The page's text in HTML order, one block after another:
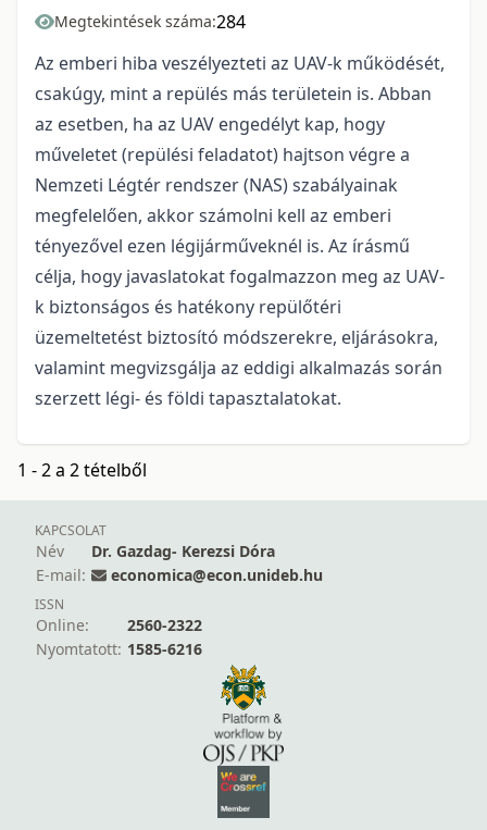
Megtekintések száma:284
Az emberi hiba veszélyezteti az UAV-k működését,
csakúgy, mint a repülés más területein is. Abban
az esetben, ha az UAV engedélyt kap, hogy
műveletet (repülési feladatot) hajtson végre a
Nemzeti Légtér rendszer (NAS) szabályainak
megfelelően, akkor számolni kell az emberi
tényezővel ezen légijárműveknél is. Az írásmű
célja, hogy javaslatokat fogalmazzon meg az UAV-
k biztonságos és hatékony repülőtéri
üzemeltetést biztosító módszerekre, eljárásokra,
valamint megvizsgálja az eddigi alkalmazás során
szerzett légi- és földi tapasztalatokat.
1 - 2 a 2 tételből
KAPCSOLAT
Név
Dr. Gazdag- Kerezsi Dóra
E-mail:
economica@econ.unideb.hu
ISSN
Online:
2560-2322
Nyomtatott: 1585-6216